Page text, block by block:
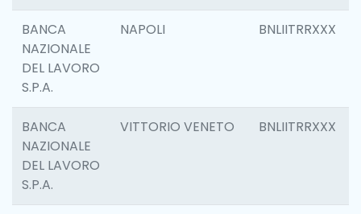
BANCA
NAZIONALE
DEL LAVORO
S.P.A.
NAPOLI BNLIITRRXXX
BANCA
NAZIONALE
DEL LAVORO
S.P.A.
VITTORIO VENETO BNLIITRRXXX